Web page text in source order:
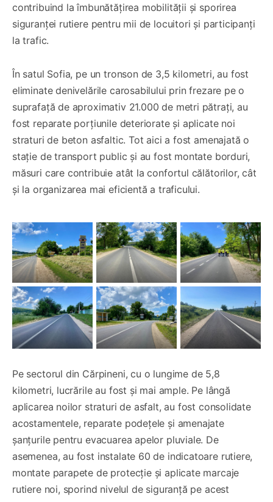
contribuind la îmbunătățirea mobilității și sporirea
siguranței rutiere pentru mii de locuitori și participanți
la trafic.
În satul Sofia, pe un tronson de 3,5 kilometri, au fost
eliminate denivelările carosabilului prin frezare pe o
suprafață de aproximativ 21.000 de metri pătrați, au
fost reparate porțiunile deteriorate și aplicate noi
straturi de beton asfaltic. Tot aici a fost amenajată o
stație de transport public și au fost montate borduri,
măsuri care contribuie atât la confortul călătorilor, cât
și la organizarea mai eficientă a traficului.
Pe sectorul din Cărpineni, cu o lungime de 5,8
kilometri, lucrările au fost și mai ample. Pe lângă
aplicarea noilor straturi de asfalt, au fost consolidate
acostamentele, reparate podețele și amenajate
șanțurile pentru evacuarea apelor pluviale. De
asemenea, au fost instalate 60 de indicatoare rutiere,
montate parapete de protecție și aplicate marcaje
rutiere noi, sporind nivelul de siguranță pe acest